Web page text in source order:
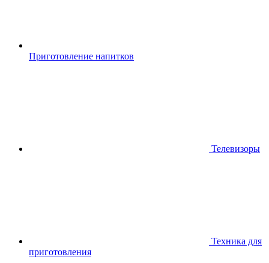
Приготовление напитков
Телевизоры
Техника для
приготовления